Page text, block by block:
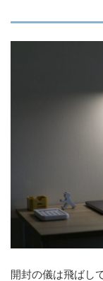
開封の儀は飛ばし